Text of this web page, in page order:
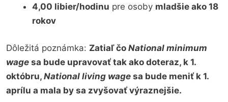
4,00 libier/hodinu pre osoby mladšie ako 18
rokov
Dôležitá poznámka: Zatiaľ čo National minimum
wage sa bude upravovať tak ako doteraz, k 1.
októbru, National living wage sa bude meniť k 1.
aprílu a mala by sa zvyšovať výraznejšie.